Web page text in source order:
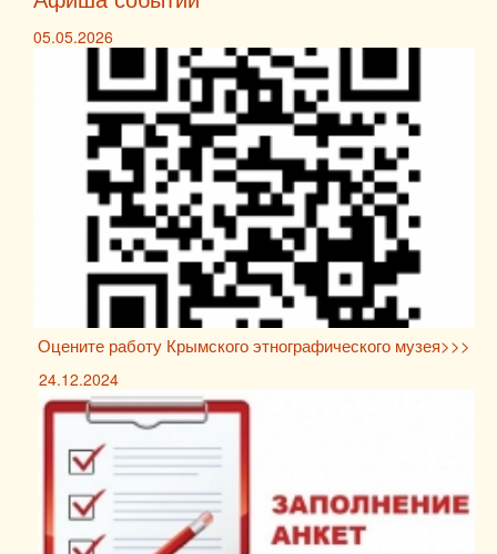
05.05.2026
Оцените работу Крымского этнографического музея>>>
24.12.2024